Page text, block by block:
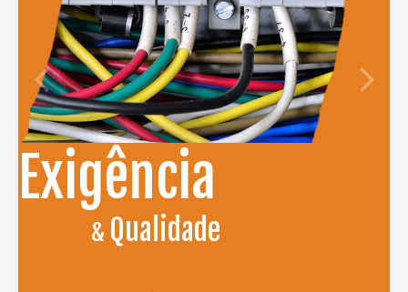
CONTACTOS
Exigência
& Qualidade